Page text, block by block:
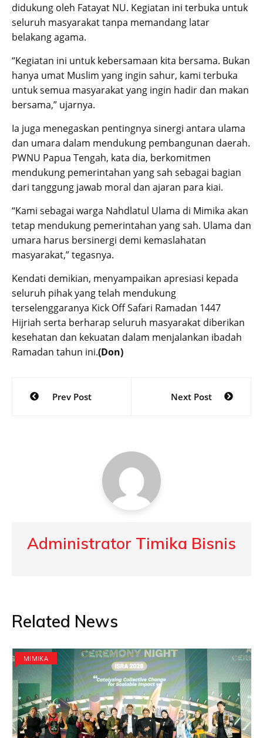
didukung oleh Fatayat NU. Kegiatan ini terbuka untuk
seluruh masyarakat tanpa memandang latar
belakang agama.
“Kegiatan ini untuk kebersamaan kita bersama. Bukan
hanya umat Muslim yang ingin sahur, kami terbuka
untuk semua masyarakat yang ingin hadir dan makan
bersama,” ujarnya.
Ia juga menegaskan pentingnya sinergi antara ulama
dan umara dalam mendukung pembangunan daerah.
PWNU Papua Tengah, kata dia, berkomitmen
mendukung pemerintahan yang sah sebagai bagian
dari tanggung jawab moral dan ajaran para kiai.
“Kami sebagai warga Nahdlatul Ulama di Mimika akan
tetap mendukung pemerintahan yang sah. Ulama dan
umara harus bersinergi demi kemaslahatan
masyarakat,” tegasnya.
Kendati demikian, menyampaikan apresiasi kepada
seluruh pihak yang telah mendukung
terselenggaranya Kick Off Safari Ramadan 1447
Hijriah serta berharap seluruh masyarakat diberikan
kesehatan dan kekuatan dalam menjalankan ibadah
Ramadan tahun ini.(Don)
Post
navigation
Prev Post Next Post
Administrator Timika Bisnis
Related News
MIMIKA